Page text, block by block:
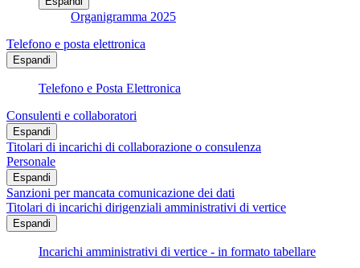
Organigramma 2025
Telefono e posta elettronica
Espandi
Telefono e Posta Elettronica
Consulenti e collaboratori
Espandi
Titolari di incarichi di collaborazione o consulenza
Personale
Espandi
Sanzioni per mancata comunicazione dei dati
Titolari di incarichi dirigenziali amministrativi di vertice
Espandi
Incarichi amministrativi di vertice - in formato tabellare